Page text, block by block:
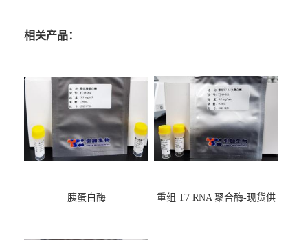
相关产品：
胰蛋白酶
重组 T7 RNA 聚合酶-现货供